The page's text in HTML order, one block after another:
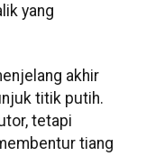
yang
akhir
titik putih.
tetapi
tiang